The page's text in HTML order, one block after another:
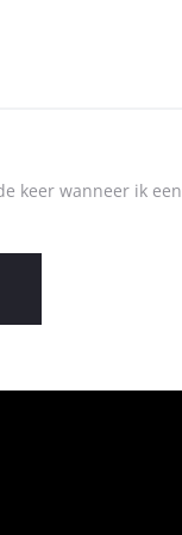
keer wanneer ik